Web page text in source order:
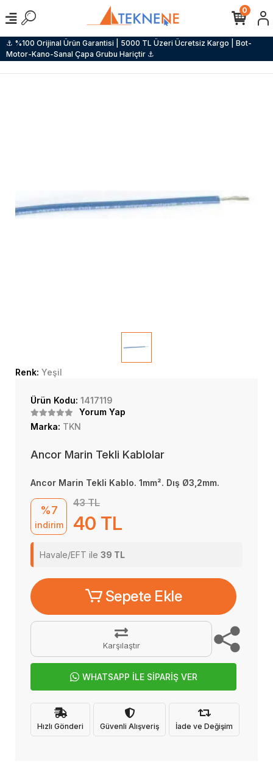
⚓ %100 Orijinal Ürün Garantisi | 5000 TL Üzeri Ücretsiz Kargo | Bot-
Motor-Kano-Sanal Çapa Grubu Hariçtir ⚓
0
Renk: Yeşil
Ürün Kodu: 1417119
Yorum Yap
Marka: TKN
Ancor Marin Tekli Kablolar
Ancor Marin Tekli Kablo. 1mm². Dış Ø3,2mm.
%7
indirim
43 TL
40 TL
Havale/EFT ile 39 TL
Sepete Ekle
Karşılaştır
WHATSAPP İLE SİPARİŞ VER
Hızlı Gönderi Güvenli Alışveriş İade ve Değişim